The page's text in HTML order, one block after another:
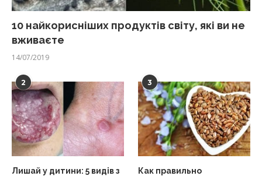
10 найкорисніших продуктів світу, які ви не
вживаєте
14/07/2019
2
Лишай у дитини: 5 видів з
3
Как правильно